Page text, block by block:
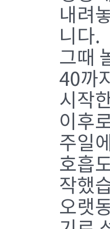
내려
니다.
그때
40까
시작
이후
주일
호흡
작했
오랫